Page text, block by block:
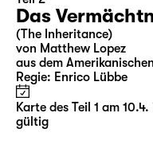
So 11.04.
16:00 Große Bühne
Teil 2
Das
(The Inheritance)
von Matthew Lopez
aus dem